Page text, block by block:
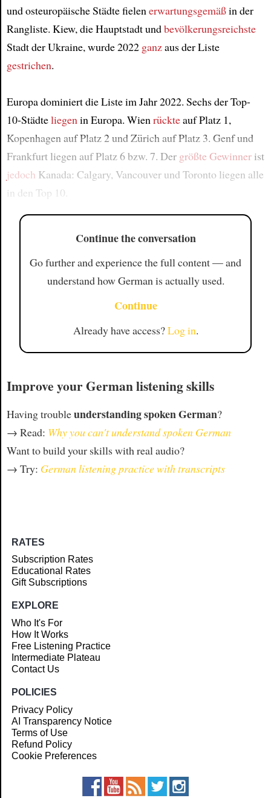
und osteuropäische Städte fielen erwartungsgemäßin der
Rangliste. Kiew, die Hauptstadt undbevölkerungsreichste
Stadt der Ukraine, wurde 2022 ganzaus der Liste
gestrichen.
Europa dominiert die Liste im Jahr 2022. Sechs der Top-
10-Städteliegen in Europa. Wien rückteauf Platz 1,
Kopenhagen auf Platz 2 und Zürich auf Platz 3. Genf und
Frankfurt liegen auf Platz 6 bzw. 7. Der größte Gewinnerist
jedoch Kanada: Calgary, Vancouver und Toronto liegen alle
in den Top 10.
Continue the conversation
Go further and experience the full content — and
understand how German is actually used.
Continue
Already have access?Log in.
Improve your German listening skills
Having troubleunderstanding spoken German?
→ Read: Why you can't understand spoken German
Want to build your skills with real audio?
→ Try: German listening practice with transcripts
RATES
Subscription Rates
Educational Rates
Gift Subscriptions
EXPLORE
Who It's For
How It Works
Free Listening Practice
Intermediate Plateau
Contact Us
POLICIES
Privacy Policy
AI Transparency Notice
Terms of Use
Refund Policy
Cookie Preferences